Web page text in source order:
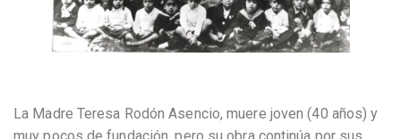
La Madre Teresa Rodón Asencio, muere joven (40 años) y